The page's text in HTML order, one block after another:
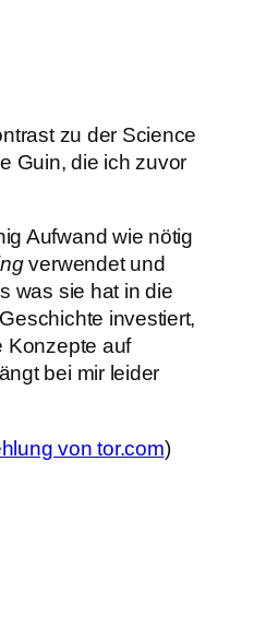
zu der Science
Guin, die ich zuvor
Aufwand wie nötig
verwendet und
was sie hat in die
investiert,
Konzepte auf
bei mir leider
von tor.com)